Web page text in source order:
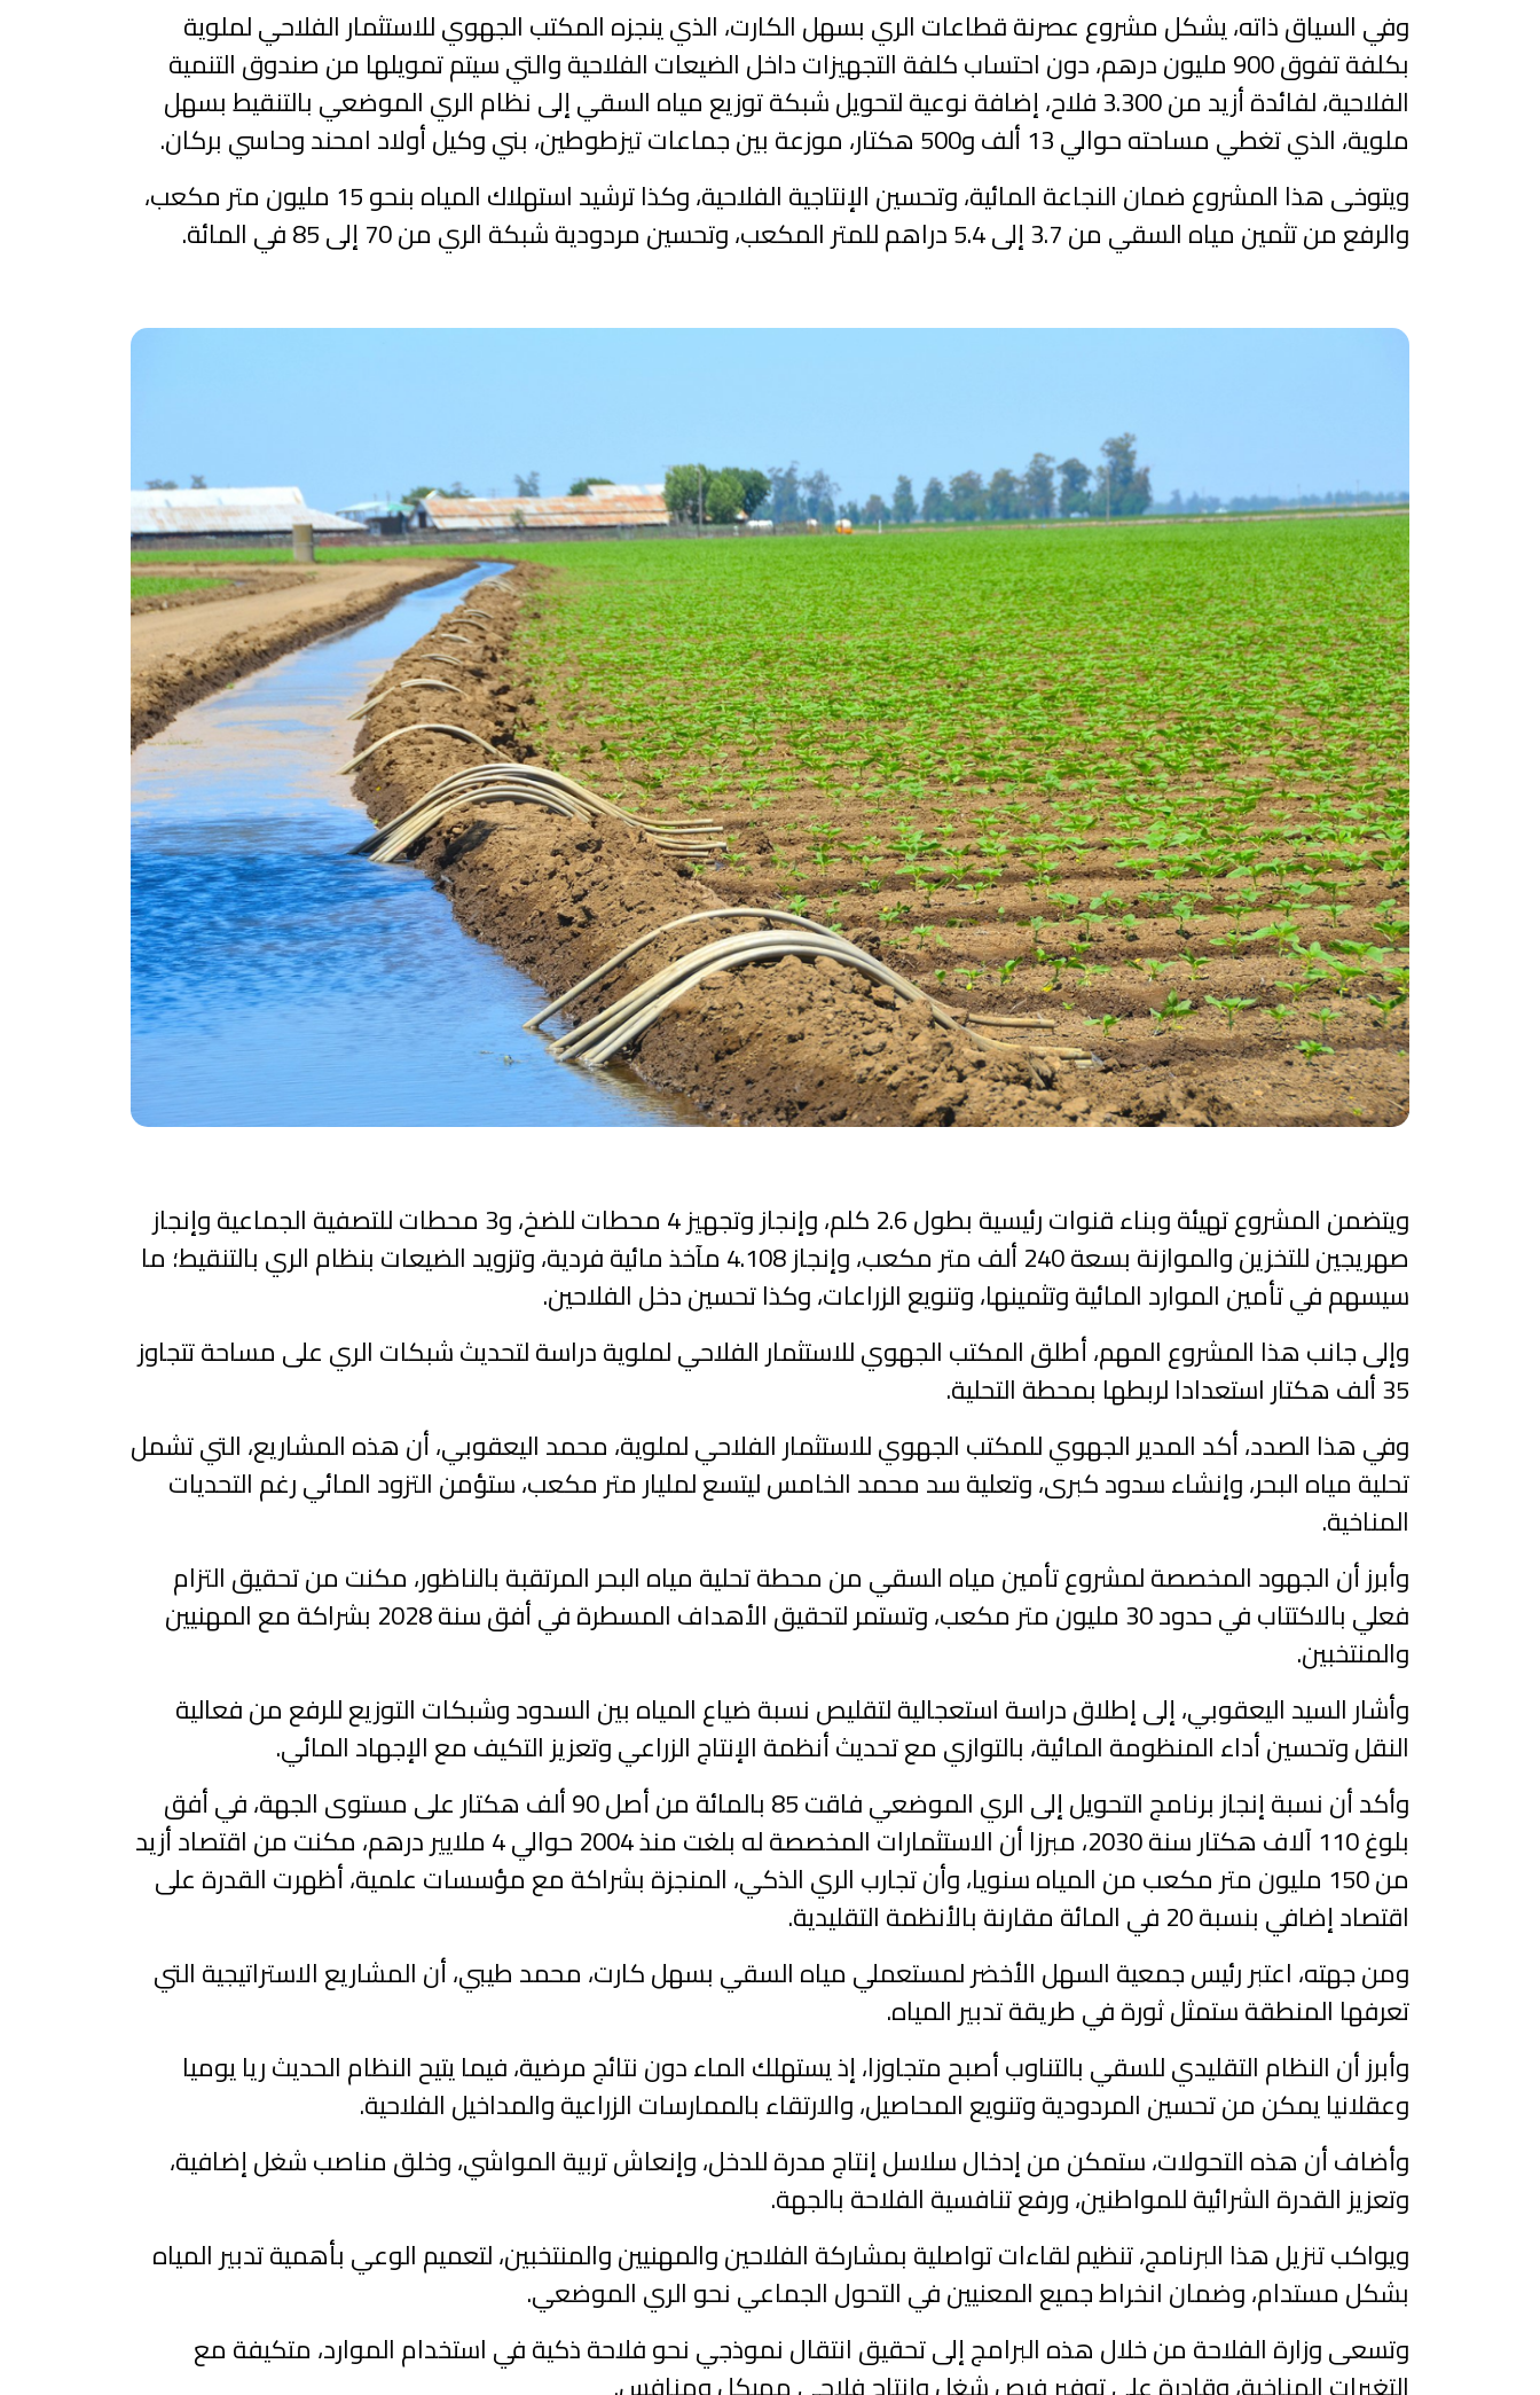
وفي السياق ذاته، يشكل مشروع عصرنة قطاعات الري بسهل الكارت، الذي ينجزه المكتب الجهوي للاستثمار الفلاحي لملوية
بكلفة تفوق 900 مليون درهم، دون احتساب كلفة التجهيزات داخل الضيعات الفلاحية والتي سيتم تمويلها من صندوق التنمية
الفلاحية، لفائدة أزيد من 3.300 فلاح، إضافة نوعية لتحويل شبكة توزيع مياه السقي إلى نظام الري الموضعي بالتنقيط بسهل
ملوية، الذي تغطي مساحته حوالي 13 ألف و500 هكتار، موزعة بين جماعات تيزطوطين، بني وكيل أولاد امحند وحاسي بركان.
ويتوخى هذا المشروع ضمان النجاعة المائية، وتحسين الإنتاجية الفلاحية، وكذا ترشيد استهلاك المياه بنحو 15 مليون متر مكعب،
والرفع من تثمين مياه السقي من 3.7 إلى 5.4 دراهم للمتر المكعب، وتحسين مردودية شبكة الري من 70 إلى 85 في المائة.
ويتضمن المشروع تهيئة وبناء قنوات رئيسية بطول 2.6 كلم، وإنجاز وتجهيز 4 محطات للضخ، و3 محطات للتصفية الجماعية وإنجاز
صهريجين للتخزين والموازنة بسعة 240 ألف متر مكعب، وإنجاز 4.108 مآخذ مائية فردية، وتزويد الضيعات بنظام الري بالتنقيط؛ ما
سيسهم في تأمين الموارد المائية وتثمينها، وتنويع الزراعات، وكذا تحسين دخل الفلاحين.
وإلى جانب هذا المشروع المهم، أطلق المكتب الجهوي للاستثمار الفلاحي لملوية دراسة لتحديث شبكات الري على مساحة تتجاوز
35 ألف هكتار استعدادا لربطها بمحطة التحلية.
وفي هذا الصدد، أكد المدير الجهوي للمكتب الجهوي للاستثمار الفلاحي لملوية، محمد اليعقوبي، أن هذه المشاريع، التي تشمل
تحلية مياه البحر، وإنشاء سدود كبرى، وتعلية سد محمد الخامس ليتسع لمليار متر مكعب، ستؤمن التزود المائي رغم التحديات
المناخية.
وأبرز أن الجهود المخصصة لمشروع تأمين مياه السقي من محطة تحلية مياه البحر المرتقبة بالناظور، مكنت من تحقيق التزام
فعلي بالاكتتاب في حدود 30 مليون متر مكعب، وتستمر لتحقيق الأهداف المسطرة في أفق سنة 2028 بشراكة مع المهنيين
والمنتخبين.
وأشار السيد اليعقوبي، إلى إطلاق دراسة استعجالية لتقليص نسبة ضياع المياه بين السدود وشبكات التوزيع للرفع من فعالية
النقل وتحسين أداء المنظومة المائية، بالتوازي مع تحديث أنظمة الإنتاج الزراعي وتعزيز التكيف مع الإجهاد المائي.
وأكد أن نسبة إنجاز برنامج التحويل إلى الري الموضعي فاقت 85 بالمائة من أصل 90 ألف هكتار على مستوى الجهة، في أفق
بلوغ 110 آلاف هكتار سنة 2030، مبرزا أن الاستثمارات المخصصة له بلغت منذ 2004 حوالي 4 ملايير درهم، مكنت من اقتصاد أزيد
من 150 مليون متر مكعب من المياه سنويا، وأن تجارب الري الذكي، المنجزة بشراكة مع مؤسسات علمية، أظهرت القدرة على
اقتصاد إضافي بنسبة 20 في المائة مقارنة بالأنظمة التقليدية.
ومن جهته، اعتبر رئيس جمعية السهل الأخضر لمستعملي مياه السقي بسهل كارت، محمد طيبي، أن المشاريع الاستراتيجية التي
تعرفها المنطقة ستمثل ثورة في طريقة تدبير المياه.
وأبرز أن النظام التقليدي للسقي بالتناوب أصبح متجاوزا، إذ يستهلك الماء دون نتائج مرضية، فيما يتيح النظام الحديث ريا يوميا
وعقلانيا يمكن من تحسين المردودية وتنويع المحاصيل، والارتقاء بالممارسات الزراعية والمداخيل الفلاحية.
وأضاف أن هذه التحولات، ستمكن من إدخال سلاسل إنتاج مدرة للدخل، وإنعاش تربية المواشي، وخلق مناصب شغل إضافية،
وتعزيز القدرة الشرائية للمواطنين، ورفع تنافسية الفلاحة بالجهة.
ويواكب تنزيل هذا البرنامج، تنظيم لقاءات تواصلية بمشاركة الفلاحين والمهنيين والمنتخبين، لتعميم الوعي بأهمية تدبير المياه
بشكل مستدام، وضمان انخراط جميع المعنيين في التحول الجماعي نحو الري الموضعي.
وتسعى وزارة الفلاحة من خلال هذه البرامج إلى تحقيق انتقال نموذجي نحو فلاحة ذكية في استخدام الموارد، متكيفة مع